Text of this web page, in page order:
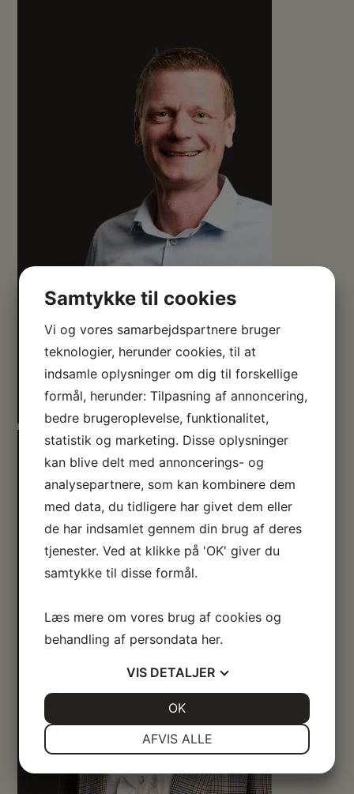
Samtykke til cookies
Vi og vores samarbejdspartnere bruger
teknologier, herunder cookies, til at
indsamle oplysninger om dig til forskellige
formål, herunder: Tilpasning af annoncering,
bedre brugeroplevelse, funktionalitet,
statistik og marketing. Disse oplysninger
kan blive delt med annoncerings- og
analysepartnere, som kan kombinere dem
med data, du tidligere har givet dem eller
de har indsamlet gennem din brug af deres
tjenester. Ved at klikke på 'OK' giver du
samtykke til disse formål.
Læs mere om vores brug af cookies og
behandling af persondata her.
VIS DETALJER
MARKETING STATISTIK
AFVIS ALLE
OK